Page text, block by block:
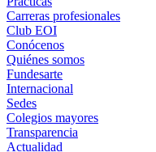
Carreras profesionales
Club EOI
Conócenos
Quiénes somos
Fundesarte
Internacional
Sedes
Colegios mayores
Transparencia
Actualidad